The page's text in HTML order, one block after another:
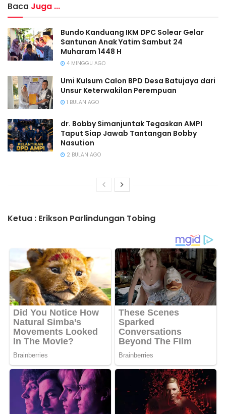
Baca Juga ...
Bundo Kanduang IKM DPC Solear Gelar
Santunan Anak Yatim Sambut 24
Muharam 1448 H
4 MINGGU AGO
Umi Kulsum Calon BPD Desa Batujaya dari
Unsur Keterwakilan Perempuan
1 BULAN AGO
dr. Bobby Simanjuntak Tegaskan AMPI
Taput Siap Jawab Tantangan Bobby
Nasution
2 BULAN AGO
Ketua : Erikson Parlindungan Tobing